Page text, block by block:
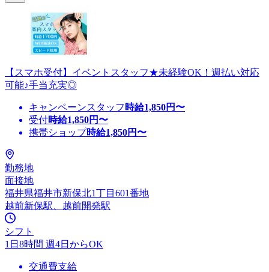
【スマホ受付】イベントスタッフ★未経験OK！週払い対応
可能♪手当充実◎
キャンペーンスタッフ 時給1,850円〜
受付時給1,850円〜
携帯ショップ時給1,850円〜
勤務地
面接地
福井県福井市新保北1丁目601番地
越前新保駅、越前開発駅
シフト
1日8時間 週4日からOK
交通費支給